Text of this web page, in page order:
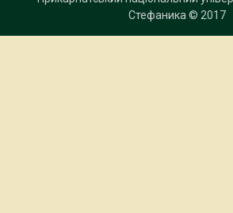
Стефаника © 2017